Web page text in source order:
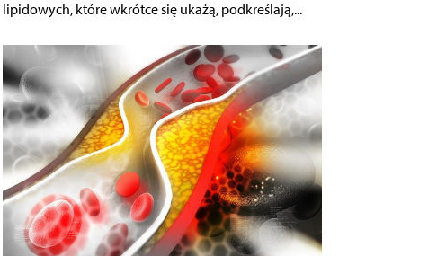
lipidowych, które wkrótce się ukażą, podkreślają,...